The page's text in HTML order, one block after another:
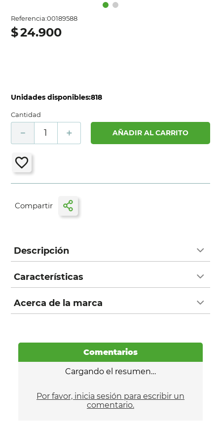
Referencia:00189588
$24.900
Unidades disponibles:818
Cantidad
＋
－ AÑADIR AL CARRITO
Descripción
Características
Acerca de la marca
Comentarios
Cargando el resumen…
Por favor, inicia sesión para escribir un
comentario.